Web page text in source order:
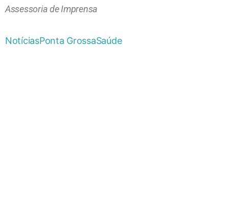
Assessoria de Imprensa
NotíciasPonta GrossaSaúde